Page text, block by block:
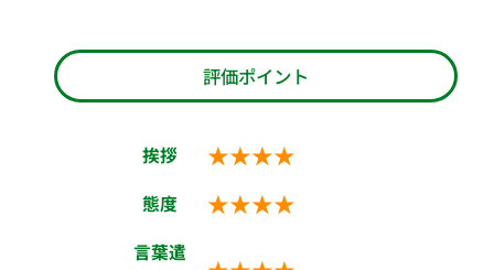
評価ポイント
挨拶 ★★★★
態度 ★★★★
言葉遣